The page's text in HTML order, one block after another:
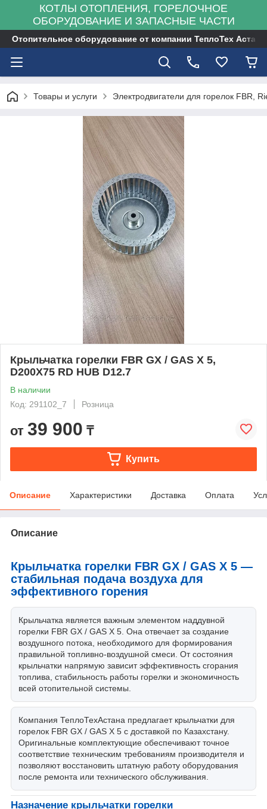
КОТЛЫ ОТОПЛЕНИЯ, ГОРЕЛОЧНОЕ
ОБОРУДОВАНИЕ И ЗАПАСНЫЕ ЧАСТИ
Отопительное оборудование от компании ТеплоТех Астана
Товары и услуги Электродвигатели для горелок FBR,
Крыльчатка горелки FBR GX / GAS X 5,
D200X75 RD HUB D12.7
В наличии
Код: 291102_7
Розница
от 39 900 ₸
Купить
Описание Характеристики Доставка Оплата
Описание
Крыльчатка горелки FBR GX / GAS X 5 —
стабильная подача воздуха для
эффективного горения
Крыльчатка является важным элементом наддувной
горелки FBR GX / GAS X 5. Она отвечает за создание
воздушного потока, необходимого для формирования
правильной топливно-воздушной смеси. От состояния
крыльчатки напрямую зависит эффективность сгорания
топлива, стабильность работы горелки и экономичность
всей отопительной системы.
Компания ТеплоТехАстана предлагает крыльчатки для
горелок FBR GX / GAS X 5 с доставкой по Казахстану.
Оригинальные комплектующие обеспечивают точное
соответствие техническим требованиям производителя и
позволяют восстановить штатную работу оборудования
после ремонта или технического обслуживания.
Назначение крыльчатки горелки